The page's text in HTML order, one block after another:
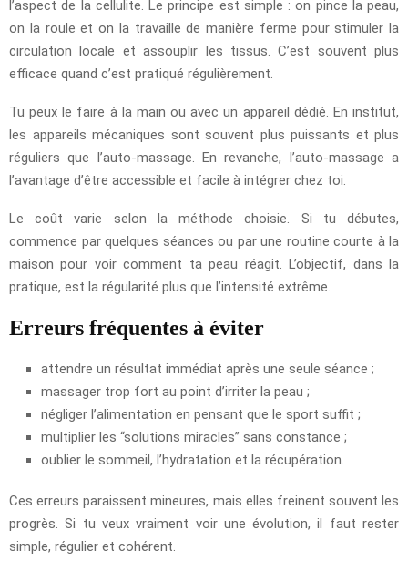
l’aspect de la cellulite. Le principe est simple : on pince la peau,
on la roule et on la travaille de manière ferme pour stimuler la
circulation locale et assouplir les tissus. C’est souvent plus
efficace quand c’est pratiqué régulièrement.
Tu peux le faire à la main ou avec un appareil dédié. En institut,
les appareils mécaniques sont souvent plus puissants et plus
réguliers que l’auto-massage. En revanche, l’auto-massage a
l’avantage d’être accessible et facile à intégrer chez toi.
Le coût varie selon la méthode choisie. Si tu débutes,
commence par quelques séances ou par une routine courte à la
maison pour voir comment ta peau réagit. L’objectif, dans la
pratique, est la régularité plus que l’intensité extrême.
Erreurs fréquentes à éviter
attendre un résultat immédiat après une seule séance ;
massager trop fort au point d’irriter la peau ;
négliger l’alimentation en pensant que le sport suffit ;
multiplier les “solutions miracles” sans constance ;
oublier le sommeil, l’hydratation et la récupération.
Ces erreurs paraissent mineures, mais elles freinent souvent les
progrès. Si tu veux vraiment voir une évolution, il faut rester
simple, régulier et cohérent.